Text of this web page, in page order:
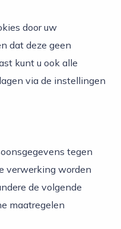
door uw
dat deze geen
kunt u ook alle
via de instellingen
tegen
verwerking worden
de volgende
maatregelen